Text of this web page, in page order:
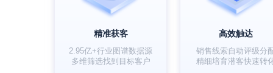
精准获客
2.95亿+行业图谱数据源
多维筛选找到目标客户
高效触达
销售线索自动评级分
精细培育潜客快速转